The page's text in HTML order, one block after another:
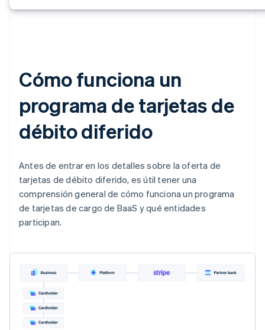
Cómo funciona un
programa de tarjetas de
débito diferido
Antes de entrar en los detalles sobre la oferta de
tarjetas de débito diferido, es útil tener una
comprensión general de cómo funciona un programa
de tarjetas de cargo de BaaS y qué entidades
participan.